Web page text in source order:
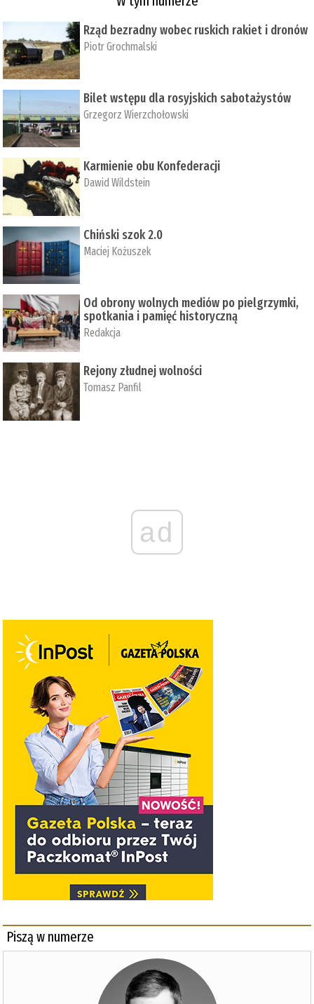
Rząd bezradny wobec ruskich rakiet i dronów
Piotr Grochmalski
Bilet wstępu dla rosyjskich sabotażystów
Grzegorz Wierzchołowski
Karmienie obu Konfederacji
Dawid Wildstein
Chiński szok 2.0
Maciej Kożuszek
Od obrony wolnych mediów po pielgrzymki,
spotkania i pamięć historyczną
Redakcja
Rejony złudnej wolności
Tomasz Panfil
ad
Piszą w numerze